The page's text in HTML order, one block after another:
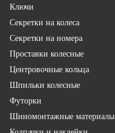
Ключи
Секретки на колеса
Секретки на номера
Проставки колесные
Центровочные кольца
Шпильки колесные
Футорки
Шиномонтажные материалы